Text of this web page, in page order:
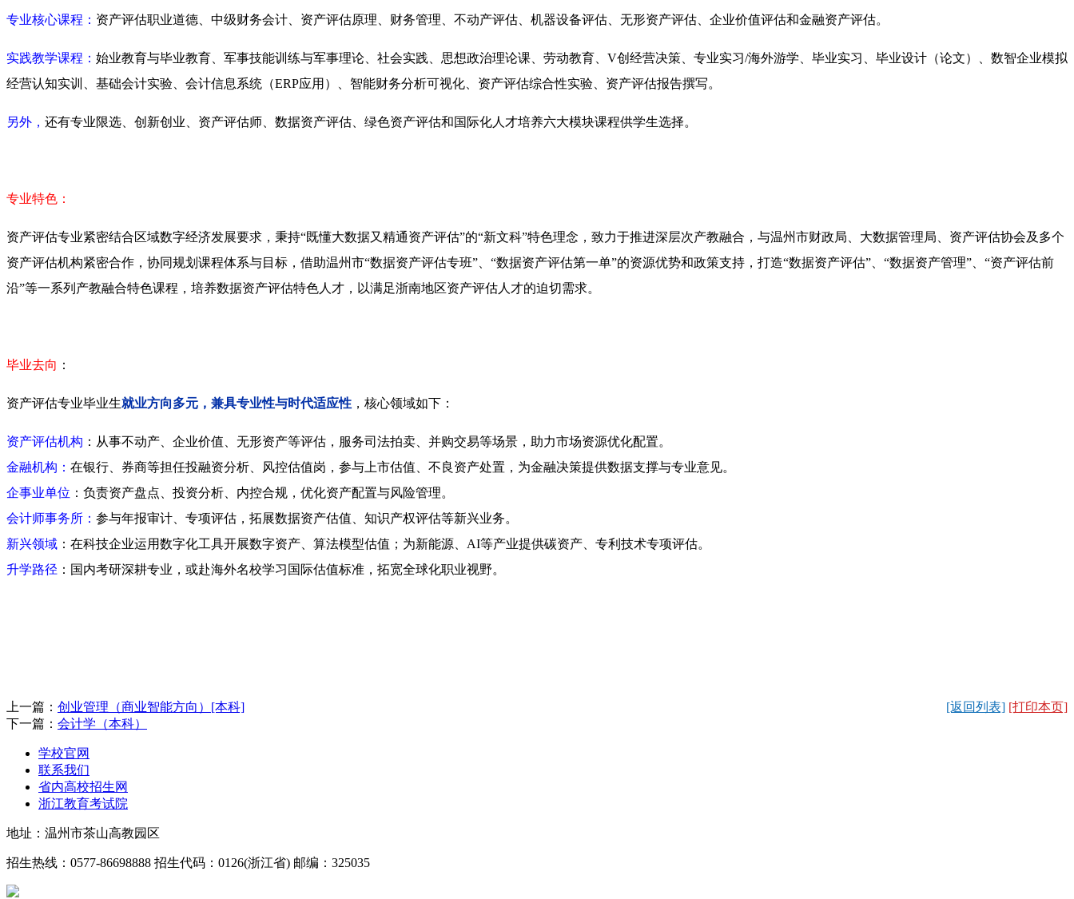
专业核心课程： 资产评估职业道德、中级财务会计、资产评估原理、财务管理、不动产评估、机器设备评估、无形资产评估、企业价值评估和金融资产评估。
实践教学课程： 始业教育与毕业教育、军事技能训练与军事理论、社会实践、思想政治理论课、劳动教育、V创经营决策、专业实习/海外游学、毕业实习、毕业设计（论文）、数智企业模拟
经营认知实训、基础会计实验、会计信息系统（ERP应用）、智能财务分析可视化、资产评估综合性实验、资产评估报告撰写。
另外， 还有专业限选、创新创业、资产评估师、数据资产评估、绿色资产评估和国际化人才培养六大模块课程供学生选择。
专业特色：
资产评估专业紧密结合区域数字经济发展要求，秉持“既懂大数据又精通资产评估”的“新文科”特色理念，致力于推进深层次产教融合，与温州市财政局、大数据管理局、资产评估协会及多个
资产评估机构紧密合作，协同规划课程体系与目标，借助温州市“数据资产评估专班”、“数据资产评估第一单”的资源优势和政策支持，打造“数据资产评估”、“数据资产管理”、“资产评估前
沿”等一系列产教融合特色课程，培养数据资产评估特色人才，以满足浙南地区资产评估人才的迫切需求。
毕业去向 ：
资产评估专业毕业生就业方向多元，兼具专业性与时代适应性 ，核心领域如下：
资产评估机构 ：从事不动产、企业价值、无形资产等评估，服务司法拍卖、并购交易等场景，助力市场资源优化配置。
金融机构： 在银行、券商等担任投融资分析、风控估值岗，参与上市估值、不良资产处置，为金融决策提供数据支撑与专业意见。
企事业单位 ：负责资产盘点、投资分析、内控合规，优化资产配置与风险管理。
会计师事务所： 参与年报审计、专项评估，拓展数据资产估值、知识产权评估等新兴业务。
新兴领域 ：在科技企业运用数字化工具开展数字资产、算法模型估值；为新能源、AI等产业提供碳资产、专利技术专项评估。
升学路径 ：国内考研深耕专业，或赴海外名校学习国际估值标准，拓宽全球化职业视野。
上一篇： 创业管理（商业智能方向）[本科] [返回列表] [打印本页]
下一篇： 会计学（本科）
学校官网
联系我们
省内高校招生网
浙江教育考试院
地址：温州市茶山高教园区
招生热线：0577-86698888 招生代码：0126(浙江省) 邮编：325035